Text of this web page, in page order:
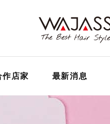
作店家 最新消息